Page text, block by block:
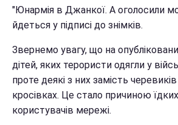
"Юнармія в Джанкої. А оголосили
йдеться у підписі до знімків.
Звернемо увагу, що на
дітей, яких терористи одягли у
проте деякі з них замість
кросівках. Це стало причиною
користувачів мережі.